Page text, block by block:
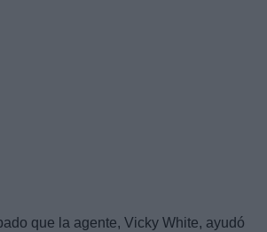
que la agente, Vicky White, ayudó